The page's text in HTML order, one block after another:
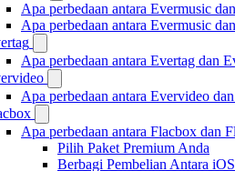
Apa perbedaan antara Evermusic
Apa perbedaan antara Evermusic
Apa perbedaan antara Evertag dan
Apa perbedaan antara Evervideo
Apa perbedaan antara Flacbox dan
Pilih Paket Premium Anda
Berbagi Pembelian Antara